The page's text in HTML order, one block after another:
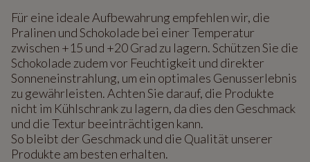
Für eine ideale Aufbewahrung empfehlen wir, die
Pralinen und Schokolade bei einer Temperatur
zwischen +15 und +20 Grad zu lagern. Schützen Sie die
Schokolade zudem vor Feuchtigkeit und direkter
Sonneneinstrahlung, um ein optimales Genusserlebnis
zu gewährleisten. Achten Sie darauf, die Produkte
nicht im Kühlschrank zu lagern, da dies den Geschmack
und die Textur beeinträchtigen kann.
So bleibt der Geschmack und die Qualität unserer
Produkte am besten erhalten.